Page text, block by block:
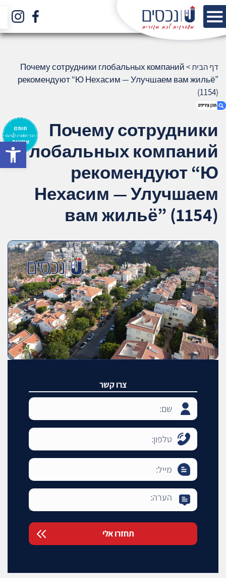
1. Почему сотрудники глобальных
компаний рекомендуют “Ю Нехасим —
Улучшаем вам жильё” (1154)
3. שאלתם ? ענינו !
דף הבית>
Почему сотрудники глобальных компаний
рекомендуют “Ю Нехасим — Улучшаем вам жильё”
(1154)
Почему сотрудники
глобальных компаний
рекомендуют “Ю
Нехасим — Улучшаем
вам жильё” (1154)
צרו קשר